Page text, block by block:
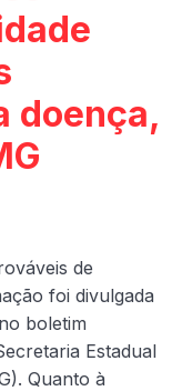
doença,
de
foi divulgada
boletim
Estadual
Quanto à